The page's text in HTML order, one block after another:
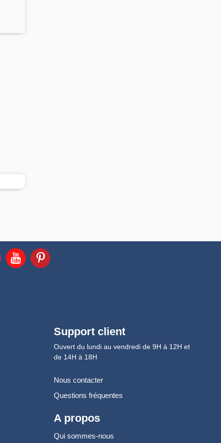
Support client
Ouvert du lundi au vendredi de 9H à 12H et
de 14H à 18H
Nous contacter
Questions fréquentes
A propos
Qui sommes-nous